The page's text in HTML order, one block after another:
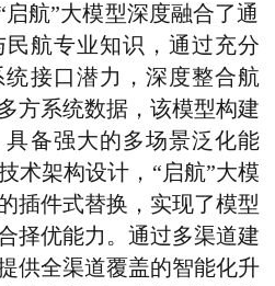
航”大模型深度融合了通
航专业知识，通过充分
接口潜力，深度整合航
方系统数据，该模型构建
备强大的多场景泛化能
术架构设计，“启航”大模
插件式替换，实现了模型
择优能力。通过多渠道建
供全渠道覆盖的智能化升